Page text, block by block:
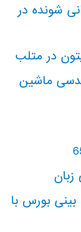
شونده در
در متلب
ماشین
بورس با